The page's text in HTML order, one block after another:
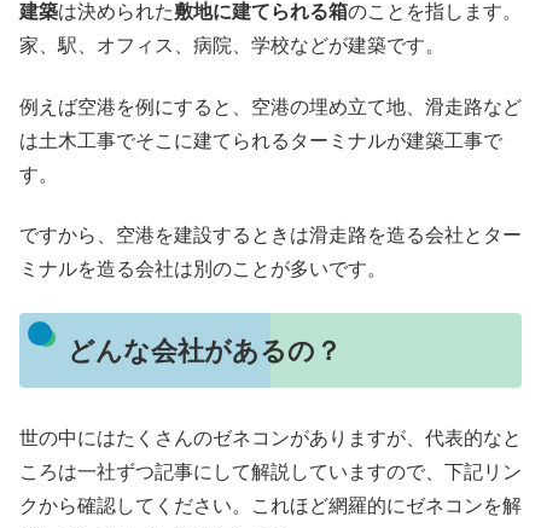
建築は決められた敷地に建てられる箱のことを指します。
家、駅、オフィス、病院、学校などが建築です。
例えば空港を例にすると、空港の埋め立て地、滑走路など
は土木工事でそこに建てられるターミナルが建築工事で
す。
ですから、空港を建設するときは滑走路を造る会社とター
ミナルを造る会社は別のことが多いです。
どんな会社があるの？
世の中にはたくさんのゼネコンがありますが、代表的なと
ころは一社ずつ記事にして解説していますので、下記リン
クから確認してください。これほど網羅的にゼネコンを解